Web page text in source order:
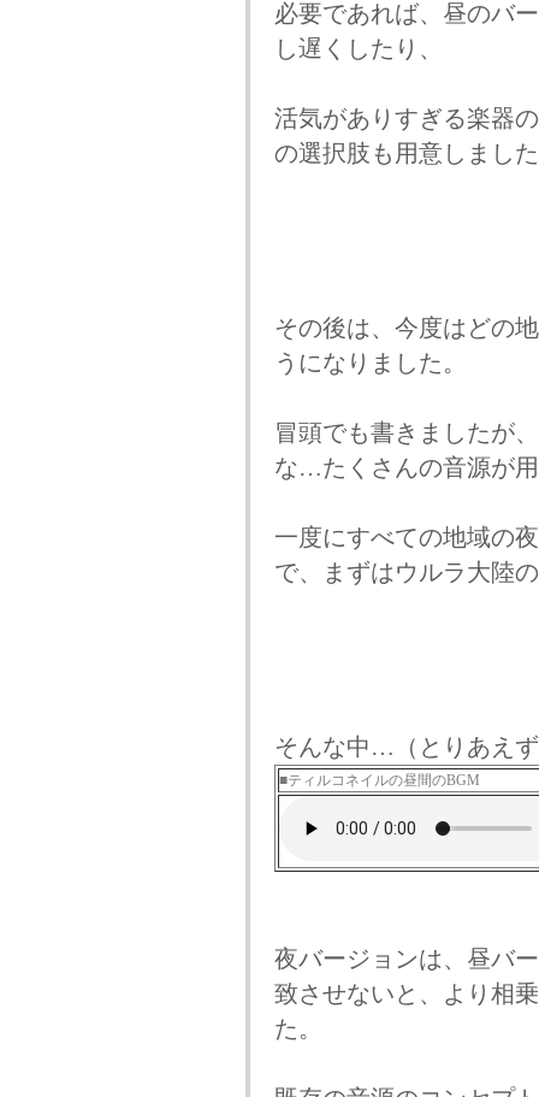
必要であれば、昼のバ
し遅くしたり、
活気がありすぎる楽器
の選択肢も用意しまし
その後は、今度はどの
うになりました。
冒頭でも書きましたが
な…たくさんの音源が
一度にすべての地域の
で、まずはウルラ大陸
そんな中…（とりあえ
■ティルコネイルの昼間のBGM
夜バージョンは、昼バ
致させないと、より相
た。